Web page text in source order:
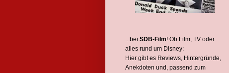
...bei SDB-Film! Ob Film, TV oder
alles rund um Disney:
Hier gibt es Reviews, Hintergründe,
Anekdoten und, passend zum